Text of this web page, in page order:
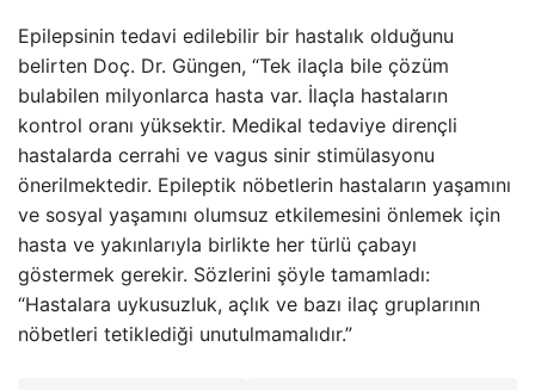
Epilepsinin tedavi edilebilir bir hastalık olduğunu
belirten Doç. Dr. Güngen, “Tek ilaçla bile çözüm
bulabilen milyonlarca hasta var. İlaçla hastaların
kontrol oranı yüksektir. Medikal tedaviye dirençli
hastalarda cerrahi ve vagus sinir stimülasyonu
önerilmektedir. Epileptik nöbetlerin hastaların yaşamını
ve sosyal yaşamını olumsuz etkilemesini önlemek için
hasta ve yakınlarıyla birlikte her türlü çabayı
göstermek gerekir. Sözlerini şöyle tamamladı:
“Hastalara uykusuzluk, açlık ve bazı ilaç gruplarının
nöbetleri tetiklediği unutulmamalıdır.”